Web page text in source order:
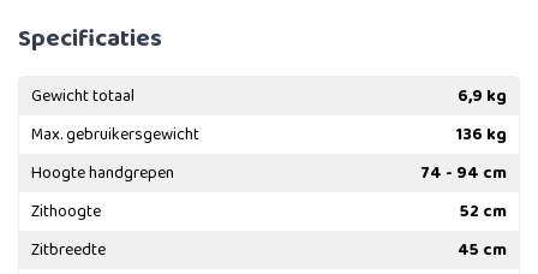
Specificaties
Gewicht totaal
6,9 kg
Max. gebruikersgewicht
136 kg
Hoogte handgrepen
74 - 94 cm
Zithoogte
52 cm
Zitbreedte
45 cm